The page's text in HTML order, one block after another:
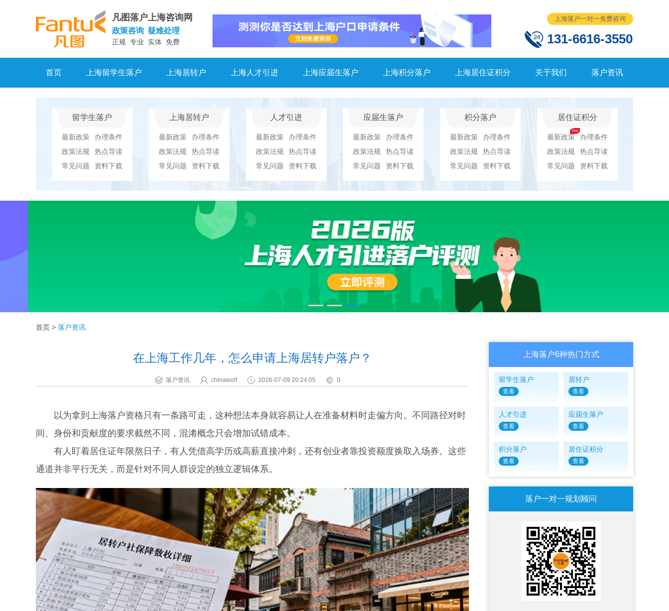
凡图落户上海咨询网
政策咨询 疑难处理
正规 专业 实体 免费
上海落户一对一免费咨询
131-6616-3550
首页 上海留学生落户 上海居转户 上海人才引进 上海应届生落户 上海积分落户 上海居住证积分 关于我们 落户资讯
留学生落户
最新政策
办理条件
政策法规
热点导读
常见问题
资料下载
上海居转户
最新政策
办理条件
政策法规
热点导读
常见问题
资料下载
人才引进
最新政策
办理条件
政策法规
热点导读
常见问题
资料下载
应届生落户
最新政策
办理条件
政策法规
热点导读
常见问题
资料下载
积分落户
最新政策
办理条件
政策法规
热点导读
常见问题
资料下载
居住证积分
最新政策
办理条件
政策法规
热点导读
常见问题
资料下载
首页 > 落户资讯
在上海工作几年，怎么申请上海居转户落户？
落户资讯 chinawolf 2026-07-09 20:24:05 0
以为拿到上海落户资格只有一条路可走，这种想法本身就容易让人在准备材料时走偏方向。不同路径对时
间、身份和贡献度的要求截然不同，混淆概念只会增加试错成本。
有人盯着居住证年限熬日子，有人凭借高学历或高薪直接冲刺，还有创业者靠投资额度换取入场券。这些
通道并非平行无关，而是针对不同人群设定的独立逻辑体系。
上海落户6种热门方式
留学生落户
查看
居转户
查看
人才引进
查看
应届生落户
查看
积分落户
查看
居住证积分
查看
落户一对一规划顾问